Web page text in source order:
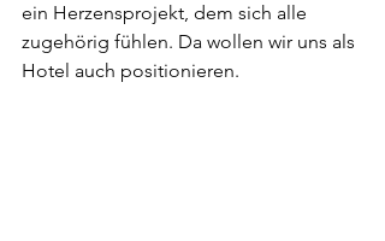
ein Herzensprojekt, dem sich alle
zugehörig fühlen. Da wollen wir uns als
Hotel auch positionieren.